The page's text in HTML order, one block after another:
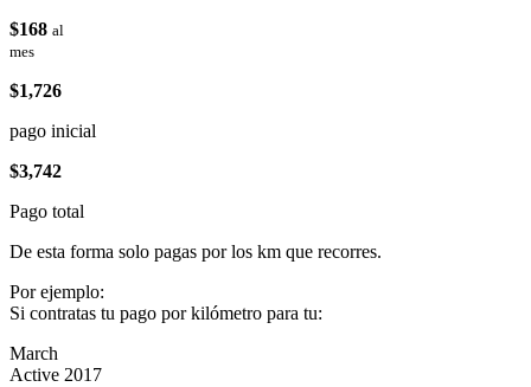
$168 al
mes
$1,726
pago inicial
$3,742
Pago total
De esta forma solo pagas por los km que recorres.
Por ejemplo:
Si contratas tu pago por kilómetro para tu:
March
Active 2017